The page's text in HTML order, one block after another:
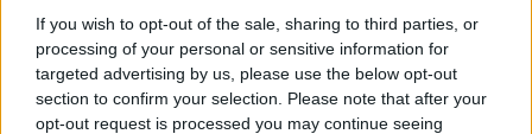
If you wish to opt-out of the sale, sharing to third parties, or
processing of your personal or sensitive information for
targeted advertising by us, please use the below opt-out
section to confirm your selection. Please note that after your
opt-out request is processed you may continue seeing
Prevenció
Hírek
Videók
Kisállatok egészsége